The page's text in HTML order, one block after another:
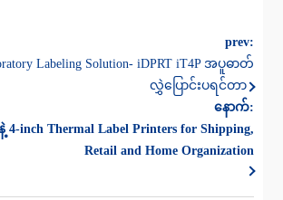
prev:
Labeling Solution- iDPRT iT4P အပူဓာတ်
လွှဲပြောင်းပရင်တာ
နောက်:
4-inch Thermal Label Printers for Shipping,
Retail and Home Organization